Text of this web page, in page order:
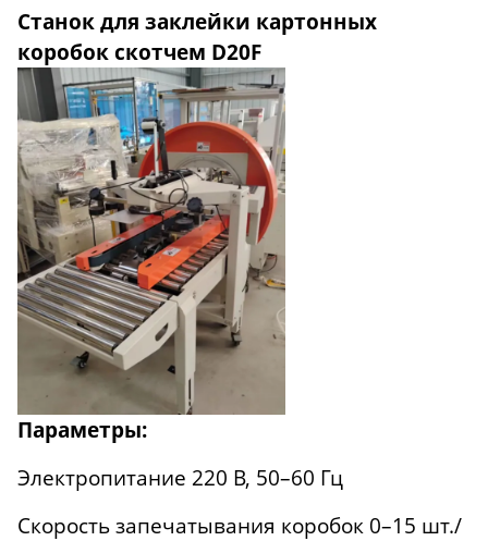
Станок для заклейки картонных
коробок скотчем D20F
Параметры:
Электропитание 220 В, 50–60 Гц
Скорость запечатывания коробок 0–15 шт./